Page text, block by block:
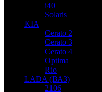
i40
Solaris
KIA
Cerato 2
Cerato 3
Cerato 4
Optima
Rio
LADA (ВАЗ)
2106